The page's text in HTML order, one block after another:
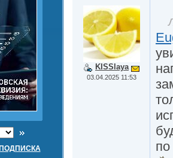
ПОДПИСКА
KISSlaya
03.04.2025 11:53